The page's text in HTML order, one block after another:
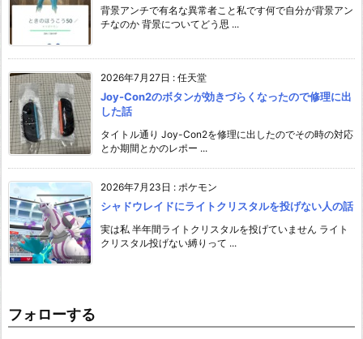
背景アンチで有名な異常者こと私です何で自分が背景アン
チなのか 背景についてどう思 ...
2026年7月27日 : 任天堂
Joy-Con2のボタンが効きづらくなったので修理に出
した話
タイトル通り Joy-Con2を修理に出したのでその時の対応
とか期間とかのレポー ...
2026年7月23日 : ポケモン
シャドウレイドにライトクリスタルを投げない人の話
実は私 半年間ライトクリスタルを投げていません ライト
クリスタル投げない縛りって ...
フォローする